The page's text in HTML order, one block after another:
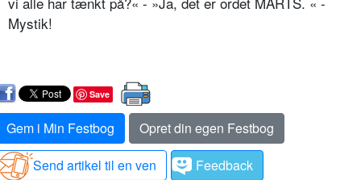
Mystik!
Save
Gem i Min Festbog
Opret din egen Festbog
Send artikel til en ven
Feedback